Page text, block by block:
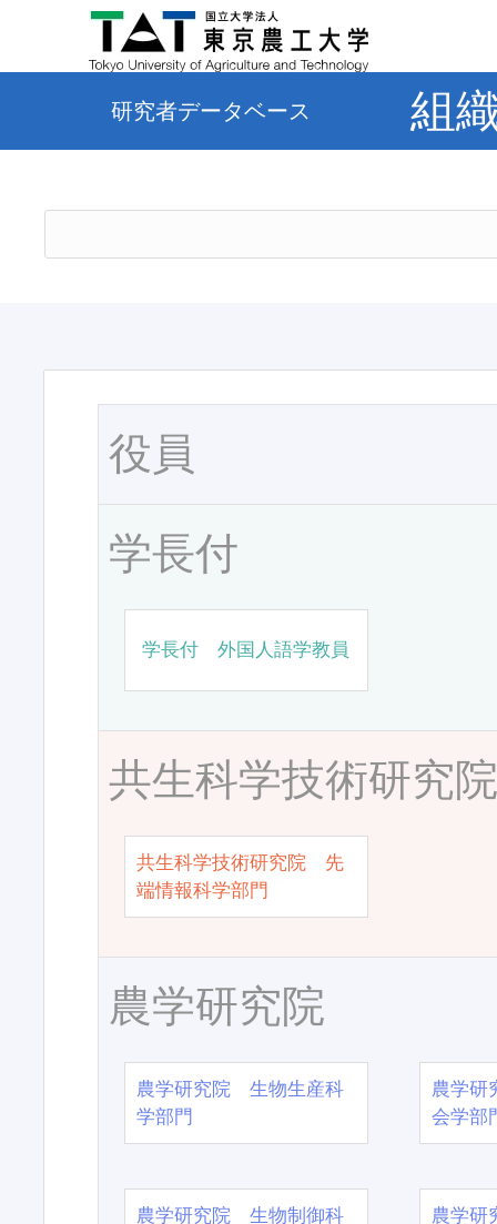
研究者データベース 組
役員
学長付
学長付 外国人語学教員
共生科学技術研究
共生科学技術研究院 先
端情報科学部門
農学研究院
農学研究院 生物生産科
学部門
農学
会学部
農学研究院 生物制御科
農学